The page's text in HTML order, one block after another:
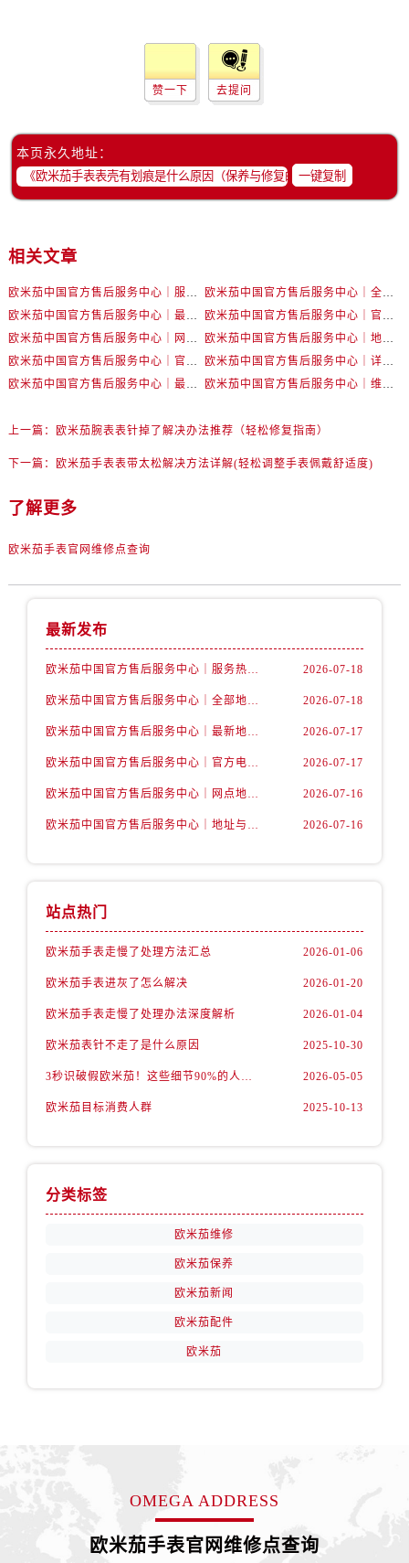
辽宁省辽阳市白塔区新运大街售后服务中心（需提前预约）
北京市朝阳区建国门外大街甲6号华熙国际中心D座11层1102室售后服务中心（需提前预约）
河北省保定市竞秀区朝阳北大街北国先天下售后服务中心（需提前预约）
内蒙古自治区阿拉善盟市左旗土尔扈特大街售后服务中心（需提前预约）
内蒙古自治区巴彦淖尔市临河区新华街售后服务中心（需提前预约）
内蒙古自治区鄂尔多斯市东胜区伊金霍洛街售后服务中心（需提前预约）
内蒙古自治区锡林郭勒盟市锡林浩特市光明街与额尔敦路交叉口售后服务中心（需提前预约）
天津市和平区赤峰道136号天津国际金融中心26层2603室售后服务中心（需提前预约）
福建省宁德市蕉城区天湖东路售后服务中心（需提前预约）
赞一下 去提问
本页永久地址：
一键复制
相关文章
欧米茄中国官方售后服务中心｜服务热线及详细地址权威信息公告（2026年7月最新）
欧米茄中国官方售后服务中心｜全部地址与售后电话权威信息声明（2026年7月最新）
欧米茄中国官方售后服务中心｜最新地址及官方服务热线权威信息公告（2026年7月最新）
欧米茄中国官方售后服务中心｜官方电话和维修地址权威信息公告（2026年7月最新）
欧米茄中国官方售后服务中心｜网点地址和官方热线权威信息通知（2026年7月最新）
欧米茄中国官方售后服务中心｜地址与24小时服务电话权威信息公告（2026年7月最新）
欧米茄中国官方售后服务中心｜官方地址与售后电话权威信息公告（2026年7月最新）
欧米茄中国官方售后服务中心｜详细地址与官方电话权威信息通告（2026年7月最新）
欧米茄中国官方售后服务中心｜最新热线电话与地址权威信息公告（2026年7月最新）
欧米茄中国官方售后服务中心｜维修地址与售后服务电话权威信息声明（2026年7月最新）
上一篇： 欧米茄腕表表针掉了解决办法推荐（轻松修复指南）
下一篇： 欧米茄手表表带太松解决方法详解(轻松调整手表佩戴舒适度)
了解更多
欧米茄手表官网维修点查询
最新发布
欧米茄中国官方售后服务中心｜服务热线及详细地址权威信息公告（2026年7月最新） 2026-07-18
欧米茄中国官方售后服务中心｜全部地址与售后电话权威信息声明（2026年7月最新） 2026-07-18
欧米茄中国官方售后服务中心｜最新地址及官方服务热线权威信息公告（2026年7月最新） 2026-07-17
欧米茄中国官方售后服务中心｜官方电话和维修地址权威信息公告（2026年7月最新） 2026-07-17
欧米茄中国官方售后服务中心｜网点地址和官方热线权威信息通知（2026年7月最新） 2026-07-16
欧米茄中国官方售后服务中心｜地址与24小时服务电话权威信息公告（2026年7月最新） 2026-07-16
站点热门
欧米茄手表走慢了处理方法汇总 2026-01-06
欧米茄手表进灰了怎么解决 2026-01-20
欧米茄手表走慢了处理办法深度解析 2026-01-04
欧米茄表针不走了是什么原因 2025-10-30
3秒识破假欧米茄！这些细节90%的人都忽略了 2026-05-05
欧米茄目标消费人群 2025-10-13
分类标签
欧米茄维修
欧米茄保养
欧米茄新闻
欧米茄配件
欧米茄
OMEGA ADDRESS
欧米茄手表官网维修点查询